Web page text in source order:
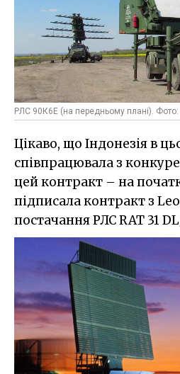
РЛС 90К6Е (на передньому плані).
Цікаво, що Індонезія в
співпрацювала з
цей контракт – на
підписала контракт з
постачання РЛС RAT 31